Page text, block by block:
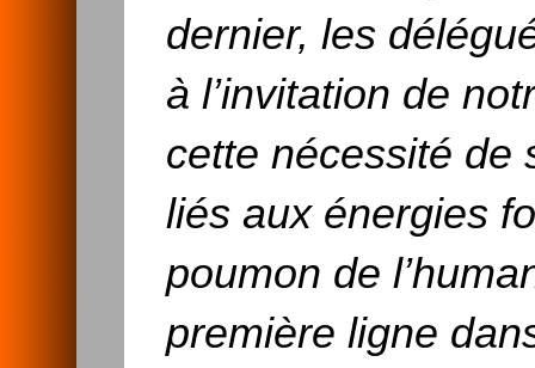
dernier, les
à l’invitation de
cette nécessité de
liés aux énergies
poumon de
première ligne